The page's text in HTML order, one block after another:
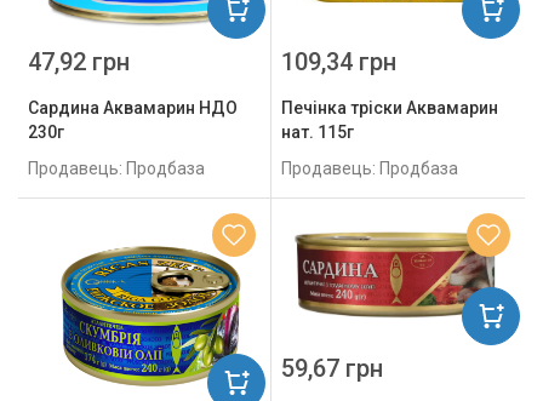
Сардина Аквамарин НДО
230г
Продавець: Продбаза
47,92 грн
Печінка тріски Аквамарин
нат. 115г
Продавець: Продбаза
109,34 грн
59,67 грн